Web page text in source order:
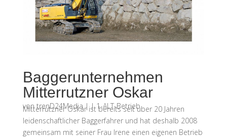
Baggerunternehmen
Mitterrutzner Oskar
vontrenD24Media||1-ALT-Betrieb
Mitterrutzner Oskar ist bereits seit über 20 Jahren
leidenschaftlicher Baggerfahrer und hat deshalb 2008
gemeinsam mit seiner Frau Irene einen eigenen Betrieb